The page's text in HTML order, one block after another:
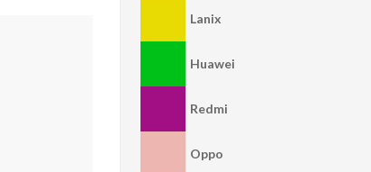
Lanix
Huawei
Redmi
Oppo